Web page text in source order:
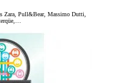
Zara, Pull&Bear, Massimo Dutti,